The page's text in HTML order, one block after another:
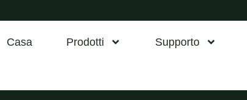
Casa Prodotti Supporto